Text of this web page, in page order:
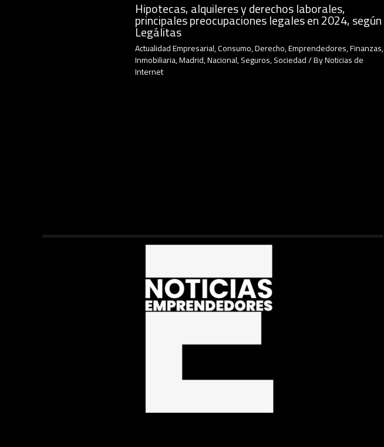
Hipotecas, alquileres y derechos laborales,
principales preocupaciones legales en 2024, según
Legálitas
Actualidad Empresarial,Consumo,Derecho,Emprendedores,Finanzas,
Inmobiliaria,Madrid,Nacional,Seguros,Sociedad/ ByNoticias de
Internet